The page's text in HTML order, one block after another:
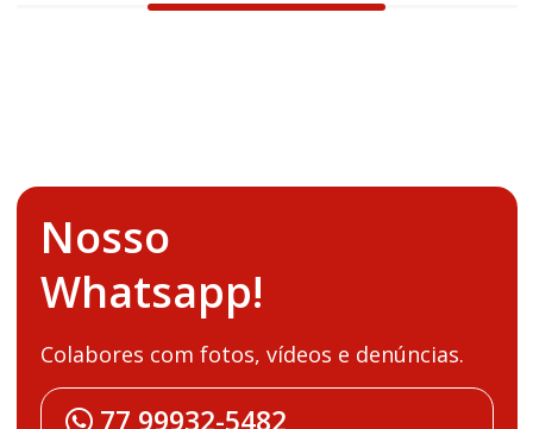
Nosso
Whatsapp!
Colabores com fotos, vídeos e denúncias.
77 99932-5482